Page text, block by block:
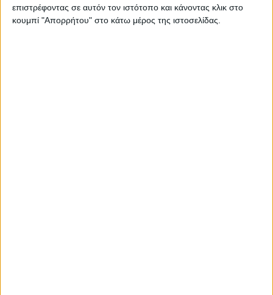
επιστρέφοντας σε αυτόν τον ιστότοπο και κάνοντας κλικ στο
κουμπί "Απορρήτου" στο κάτω μέρος της ιστοσελίδας.
ΠΑΡΟΜΟΙΑ ΑΡΘΡΑ